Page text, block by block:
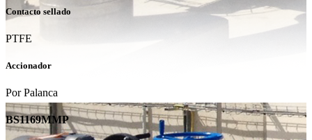
Contacto sellado
PTFE
Accionador
Por Palanca
BS1169MMP